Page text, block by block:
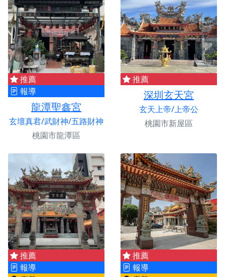
推薦
報導
龍潭聖鑫宮
玄壇真君/武財神/五路財神
桃園市龍潭區
推薦
深圳玄天宮
玄天上帝/上帝公
桃園市新屋區
推薦
報導
推薦
報導